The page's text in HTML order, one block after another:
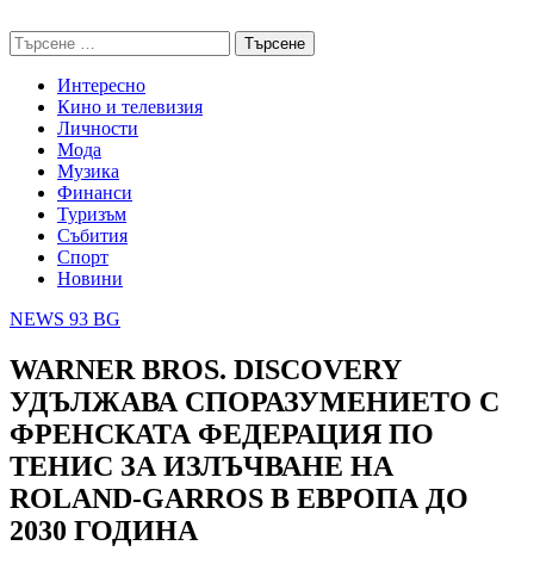
to
content
Търсене
за:
Интересно
Кино и телевизия
Личности
Мода
Музика
Финанси
Туризъм
Събития
Спорт
Новини
NEWS 93 BG
WARNER BROS. DISCOVERY
УДЪЛЖАВА СПОРАЗУМЕНИЕТО С
ФРЕНСКАТА ФЕДЕРАЦИЯ ПО
ТЕНИС ЗА ИЗЛЪЧВАНЕ НА
ROLAND-GARROS В ЕВРОПА ДО
2030 ГОДИНА